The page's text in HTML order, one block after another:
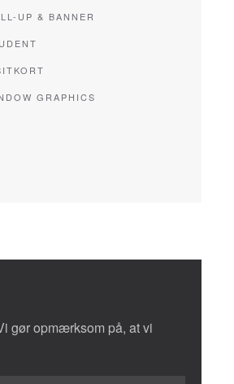
UP & BANNER
GRAPHICS
gør opmærksom på, at vi